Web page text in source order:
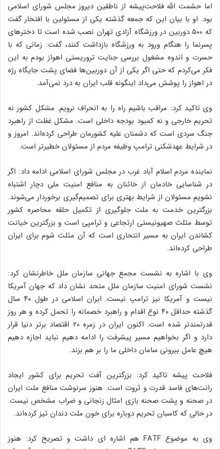
اما حشمت الله فلاحت‌پیشه از ناطقین دیروز مجلس شورای اسلامی
بود. او با بیان این که جمعه گذشته یکی از مسئولین با افتخار گفت
که ۵۰۰ دوربین در ورزشگاه آزادی تهران نصب شده است تا دخترهای
پسرنما را هنگام ورود به ورزشگاه بازداشت کنند، گفت: زمانی که با
حسرت و اندوه مشغول بررسی جنایت تروریستی اهواز بودم به این
فکر می‌کردم که حتی اگر یکی از آن دوربین‌ها فضای پشت جایگاه رژه
در اهواز را پوشش می‌داد اینگونه قلب ایران به درد نمی‌آمد.
وی تاکید کرد: مراقب باشیم راه را به انحراف نرویم. مشکل کشور نه
تحریم خارجی و نه کمبود بودجه داخلی است. مشکل غفلت از راهبرد
جنگ سردی است که دشمنان علیه کشورمان طراحی کرده‌اند. امروز و
در شرایط عهدشکنی ترامپ وظیفه مردم از مسئولان خطیرتر است.
نماینده مردم اسلام آباد غرب در مجلس شورای اسلامی ادامه داد: اگر
در شناسایی خادمان از خائنان به منافع امنیت ملی دچار اشتباه
نشویم مسئولان از شرایط بهتری برای تصمیم‌گیری برخوردار می‌شوند.
بزرگترین خدمت به ملت جلوگیری از تکمیل حلقه محاصره کشور
توسط مثلث صهیونیستی ارتجاعی و ترامپی است و بزرگترین خیانت
کشاندن ایران به مسیر انتحاری است که آن مثلث شوم برای ایران
طراحی کرده‌اند.
وی با اشاره به نشست مجمع جهانی سازمان ملل خاطرنشان کرد:
نشست شورای امنیت سازمان ملل متحد نشان داد که جهان آمریکا
نیست و آمریکا نیز ترامپ نیست. ایران اسلامی در طول ۴۰ سال
گذشته حداقل ۴۰ نوع اقدام و راهبرد خصمانه را تحمل کرده و هر روز
قدرتمندتر شده است. اکنون ایران در زمره ۲۰ اقتصاد برتر دنیا قرار
دارد و اگر بخواهیم مسیر پیشرفت را ادامه دهیم نباید اجازه دهیم
هیچ عامل بیرونی سامان داخلی ما را بر هم بزند.
فلاحت پیشه تاکید کرد: بزرگترین آفت تحریم برای کشور ایجاد
رانت‌های فاسد قدرت و ثروت است. هنوز سرنوشت منافع ملت ایران
در صحنه و پشت صحنه بازی امثال زنجانی و ضراب مشخص نیست.
در حالی که کاسبان تحریم دوباره برای خون ملت دندان تیز کرده‌اند.
وی به موضوع FATF هم اشاره ای داشت و تصریح کرد: هنوز